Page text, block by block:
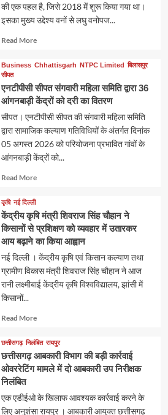
की एक पहल है, जिसे 2018 में शुरू किया गया था।
इसका मुख्य उद्देश्य वनों से लघु वनोपज...
Read MoreRead
about
Business Chhattisgarh NTPC Limited बिलासपुर
सीपत
एनटीपीसी सीपत संगवारी महिला समिति द्वारा 36
आंगनबाड़ी केंद्रों को दरी का वितरण
सीपत। एनटीपीसी सीपत की संगवारी महिला समिति
द्वारा सामाजिक कल्याण गतिविधियों के अंतर्गत दिनांक
05 अगस्त 2026 को परियोजना प्रभावित गांवों के
आंगनबाड़ी केंद्रों को...
Read MoreRead
about
कृषि नई दिल्ली
केंद्रीय कृषि मंत्री शिवराज सिंह चौहान ने
किसानों से प्रशिक्षण को व्यवहार में उतारकर
आय बढ़ाने का किया आह्वान
नई दिल्ली । केंद्रीय कृषि एवं किसान कल्याण तथा
ग्रामीण विकास मंत्री शिवराज सिंह चौहान ने आज
रानी लक्ष्मीबाई केंद्रीय कृषि विश्वविद्यालय, झांसी में
किसानों...
Read MoreRead
about
छत्तीसगढ़ निलंबित रायपुर
छत्तीसगढ़ आबकारी विभाग की बड़ी कार्रवाई
ओवररेटिंग मामले में दो आबकारी उप निरीक्षक
निलंबित
एक एडीईओ के खिलाफ आवश्यक कार्रवाई करने के
लिए अनुशंसा रायपुर । आबकारी आयुक्त छत्तीसगढ़